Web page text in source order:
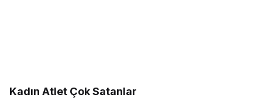
Kadın Atlet Çok Satanlar